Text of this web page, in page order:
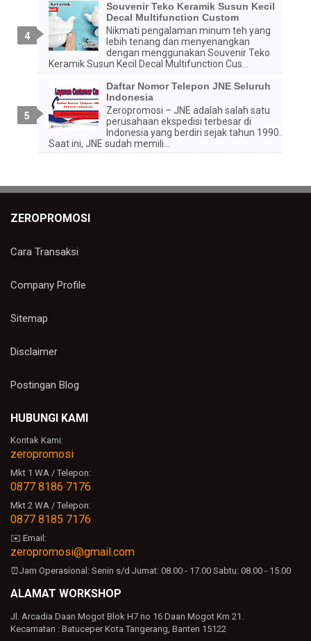
Souvenir Teko Keramik Susun Kecil
Decal Multifunction Custom
Nikmati pengalaman minum teh yang
lebih tenang dan menyenangkan
dengan menggunakan Souvenir Teko
Keramik Susun Kecil Decal Multifunction Cus...
Daftar Nomor Telepon JNE Seluruh
Indonesia
Zeropromosi – JNE adalah salah satu
perusahaan ekspedisi terbesar di
Indonesia yang berdiri sejak tahun 1990.
Saat ini, JNE sudah memili...
ZEROPROMOSI
Cara Transaksi
Company Profile
Sitemap
Disclaimer
Postingan Blog
HUBUNGI KAMI
Kontak Kami:
zeropromosi
Mkt 1 WA / Telepon:
0877 8186 7176
Mkt 2 WA / Telepon:
0877 8185 7176
✉️ Email:
zeropromosi@gmail.com
⏰Jam Operasional: Senin s/d Jumat: 08.00 - 17.00 Sabtu: 08.00 - 15.00
ALAMAT WORKSHOP
Jl. Arcadia Daan Mogot Blok H7 no 16 Daan Mogot Km 21.
Kecamatan : Batuceper Kota Tangerang, Banten 15122